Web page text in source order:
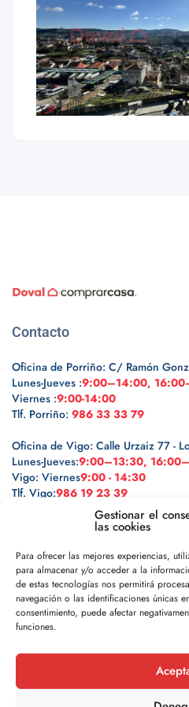
Gestionar el
las cookies
Para ofrecer las mejores experiencias,
para almacenar y/o acceder a la
de estas tecnologías nos permitirá
navegación o las identificaciones únicas
consentimiento, puede afectar
funciones.
Contacto
Oficina de Porriño: C/ Ramón
Lunes-Jueves :9:00–14:00,
Viernes :9:00-14:00
Tlf. Porriño: 986 33 33 79
Oficina de Vigo: Calle Urzaiz 77 -
Lunes-Jueves:9:00–13:30,
Vigo: Viernes9:00 - 14:30
Tlf. Vigo:986 19 23 39
Legal
Política de privacidad